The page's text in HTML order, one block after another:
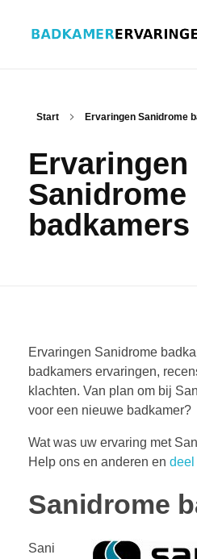
ERVARINGEN BADKAMERS
BADKAMERERVARING DELEN
CONTACT
Start Ervaringen Sanidrome
Ervaringen
Sanidrome
badkamers
Ervaringen Sanidrome
badkamers ervaringen,
klachten. Van plan om bij
voor een nieuwe badkamer?
Wat was uw ervaring met
Help ons en anderen en deel
Sanidrome
Sani